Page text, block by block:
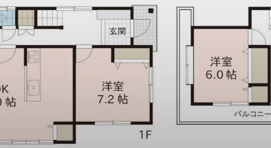
借りる
買う
店舗
入居者様専用